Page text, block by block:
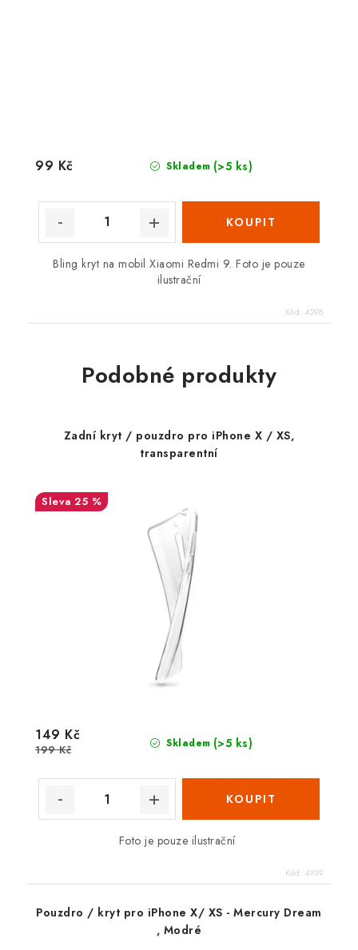
Skladem (>5 ks)
99 Kč
Bling kryt na mobil Xiaomi Redmi 9. Foto je pouze
ilustrační
Kód: 4298
Podobné produkty
Zadní kryt / pouzdro pro iPhone X / XS,
transparentní
25 %
Skladem (>5 ks)
149 Kč
199 Kč
Foto je pouze ilustrační
Kód: 4939
Pouzdro / kryt pro iPhone X/ XS - Mercury Dream
, Modré